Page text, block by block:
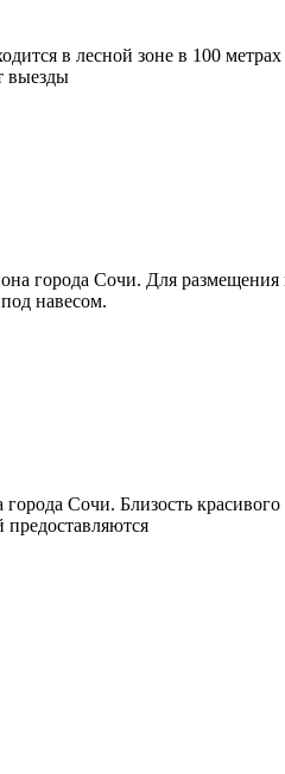
в лесной зоне в 100
выезды
города Сочи. Для размещения
навесом.
Сочи. Близость